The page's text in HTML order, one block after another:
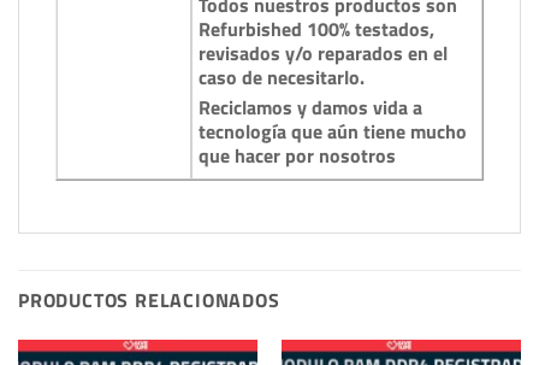
Refurbished 100% testados,
revisados y/o reparados en el
caso de necesitarlo.
Reciclamos y damos vida a
tecnología que aún tiene mucho
que hacer por nosotros
PRODUCTOS RELACIONADOS